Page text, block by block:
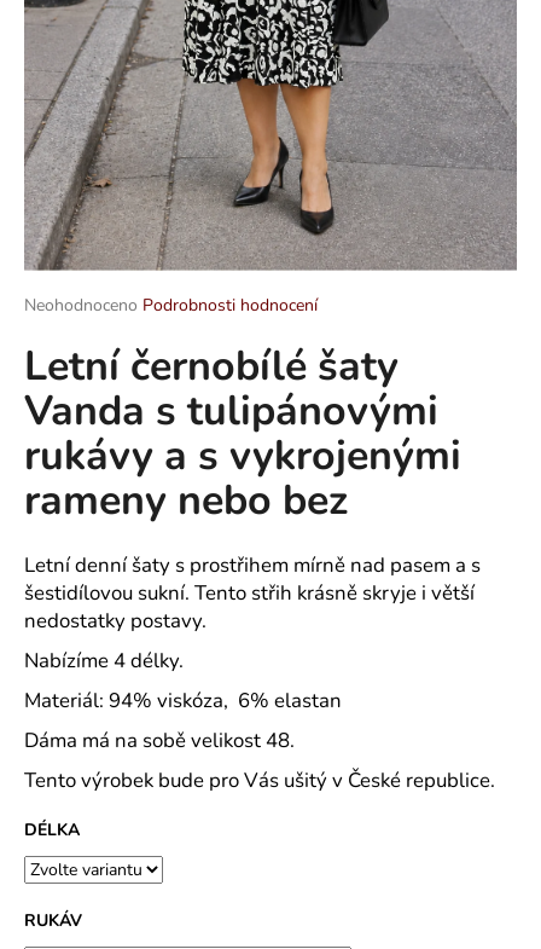
Průměrné
produktu
je
0,0
hvězdiček.
Neohodnoceno Podrobnosti hodnocení
Letní černobílé šaty
Vanda s tulipánovými
rukávy a s vykrojenými
rameny nebo bez
Letní denní šaty s prostřihem mírně nad pasem a s
šestidílovou sukní. Tento střih krásně skryje i větší
nedostatky postavy.
Nabízíme 4 délky.
Materiál: 94% viskóza, 6% elastan
Dáma má na sobě velikost 48.
Tento výrobek bude pro Vás ušitý v České republice.
DÉLKA
RUKÁV
a
j
í
t
?
D
o
o
r
u
u
j
e
m
e
CAPRI
KOMBI
MODRÁ
MODROU
KOSTIČKOU
-
PLÁTĚNÉ
77
CM